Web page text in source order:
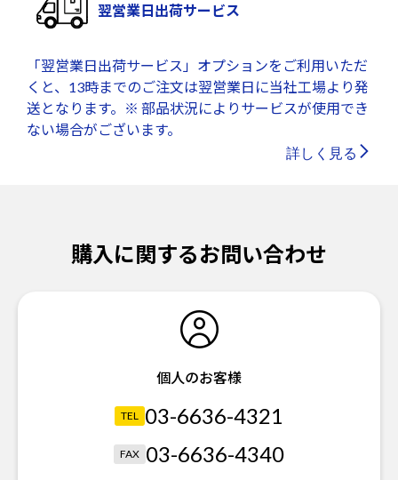
翌営業日出荷サービス
「翌営業日出荷サービス」オプションをご利用いただ
くと、13時までのご注文は翌営業日に当社工場より発
送となります。※ 部品状況によりサービスが使用でき
ない場合がございます。
詳しく見る
購入に関するお問い合わせ
個人のお客様
TEL 03-6636-4321
FAX 03-6636-4340